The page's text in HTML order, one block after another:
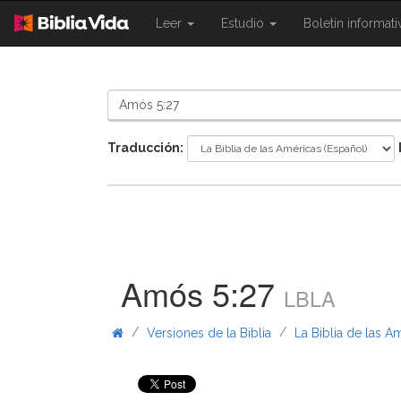
Leer
{{
Estudio
{{
Boletín
Traducción:
Amós 5:27 LBLA
/ Versiones de la Biblia / La Biblia de las